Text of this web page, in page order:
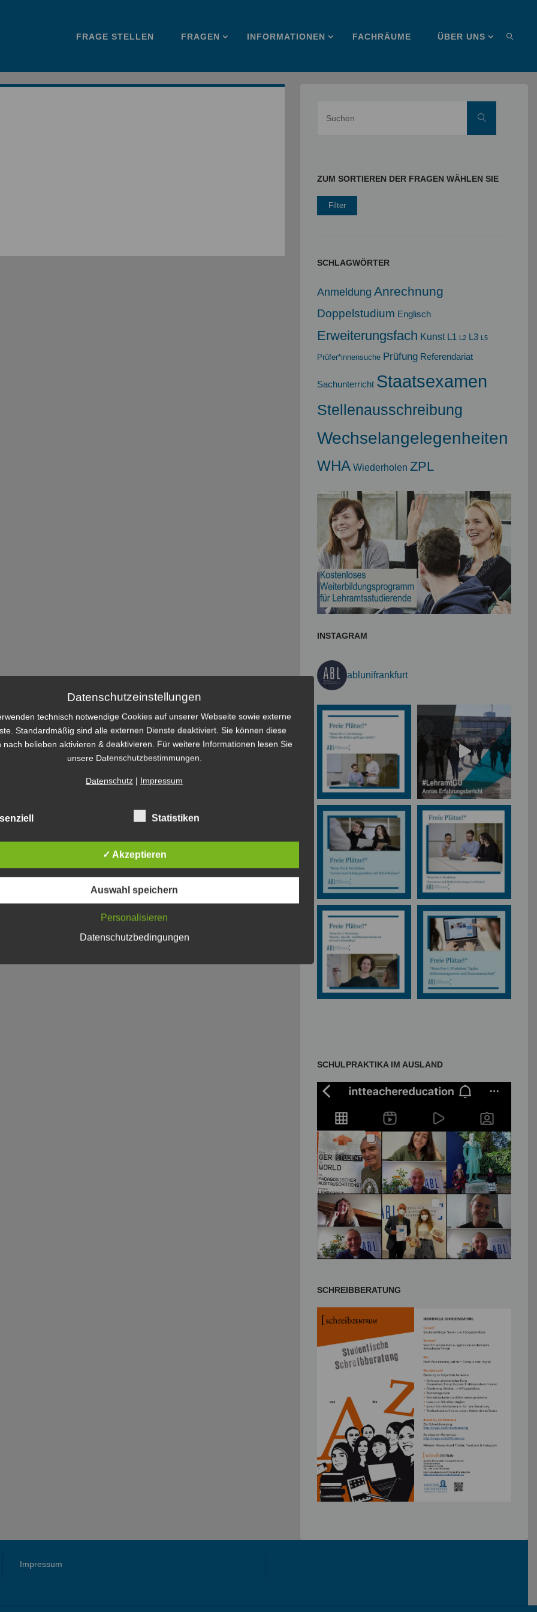
springen
FRAGE STELLEN FRAGEN INFORMATIONEN FACHRÄUME ÜBER UNS
Suchen
ZUM SORTIEREN DER FRAGEN WÄHLEN SIE
SCHLAGWÖRTER
Anmeldung Anrechnung
Doppelstudium Englisch
Erweiterungsfach Kunst L1 L2 L3 L5
Prüfer*innensuche Prüfung Referendariat
Sachunterricht Staatsexamen
Stellenausschreibung
Wechselangelegenheiten
WHA Wiederholen ZPL
INSTAGRAM
ablunifrankfurt
SCHULPRAKTIKA IM AUSLAND
SCHREIBBERATUNG
Impressum
Datenschutzeinstellungen
technisch notwendige Cookies auf unserer Webseite sowie externe
Standardmäßig sind alle externen Dienste deaktiviert. Sie können diese
nach belieben aktivieren & deaktivieren. Für weitere Informationen lesen Sie
unsere Datenschutzbestimmungen.
Datenschutz | Impressum
Statistiken
✓ Akzeptieren
Auswahl speichern
Personalisieren
Datenschutzbedingungen